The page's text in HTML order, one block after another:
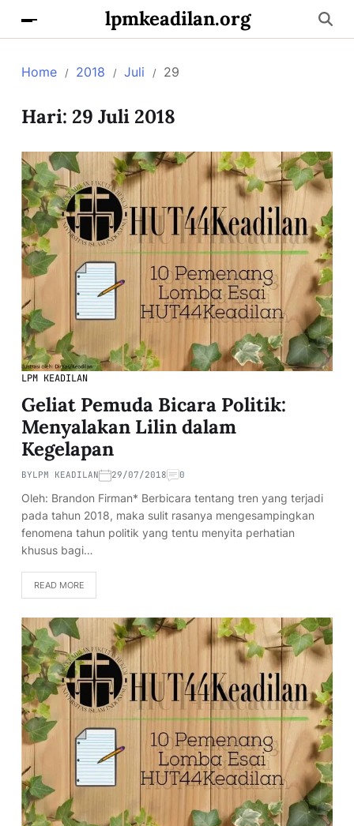
lpmkeadilan.org
Home 2018 Juli 29
Hari: 29 Juli 2018
LPM KEADILAN
Geliat Pemuda Bicara Politik:
Menyalakan Lilin dalam
Kegelapan
BYLPM KEADILAN 29/07/2018 0
Oleh: Brandon Firman* Berbicara tentang tren yang terjadi
pada tahun 2018, maka sulit rasanya mengesampingkan
fenomena tahun politik yang tentu menyita perhatian
khusus bagi…
READ MORE